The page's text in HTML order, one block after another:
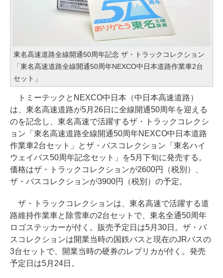
東名高速道路全線開通50周年記念 ザ・トラックコレクション
「東名高速道路全線開通50周年NEXCO中日本道路作業車2台
セット」
トミーテックとNEXCO中日本（中日本高速道路）
は、東名高速道路が5月26日に全線開通50周年を迎える
のを記念し、東名高速で活躍するザ・トラックコレクシ
ョン「東名高速道路全線開通50周年NEXCO中日本道路
作業車2台セット」とザ・バスコレクション「東名ハイ
ウェイバス50周年記念セット」を5月下旬に発売する。
価格はザ・トラックコレクションが2600円（税別）、
ザ・バスコレクションが3900円（税別）の予定。
ザ・トラックコレクションは、東名高速で活躍する道
路維持作業車と除雪車の2台セットで、東名全通50周年
ロゴステッカーが付く。販売予定日は5月30日。ザ・バ
スコレクションは開業当時の国鉄バスと現在のJRバスの
3台セットで、開業当時の硬券のレプリカが付く。発売
予定日は5月24日。